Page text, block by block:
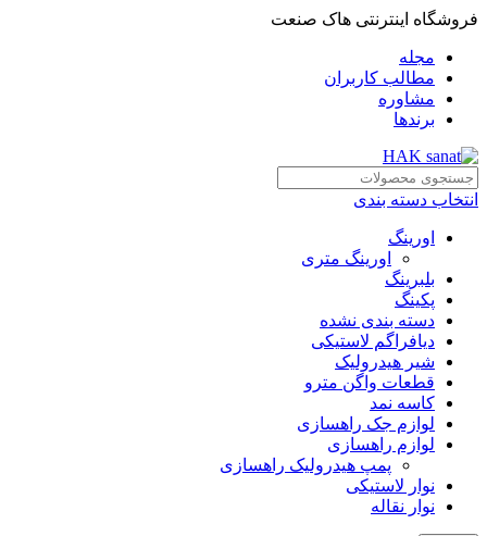
فروشگاه اینترنتی هاک صنعت
مجله
مطالب کاربران
مشاوره
برندها
انتخاب دسته بندی
اورینگ
اورینگ متری
بلبرینگ
پکینگ
دسته بندی نشده
دیافراگم لاستیکی
شیر هیدرولیک
قطعات واگن مترو
کاسه نمد
لوازم جک راهسازی
لوازم راهسازی
پمپ هیدرولیک راهسازی
نوار لاستیکی
نوار نقاله